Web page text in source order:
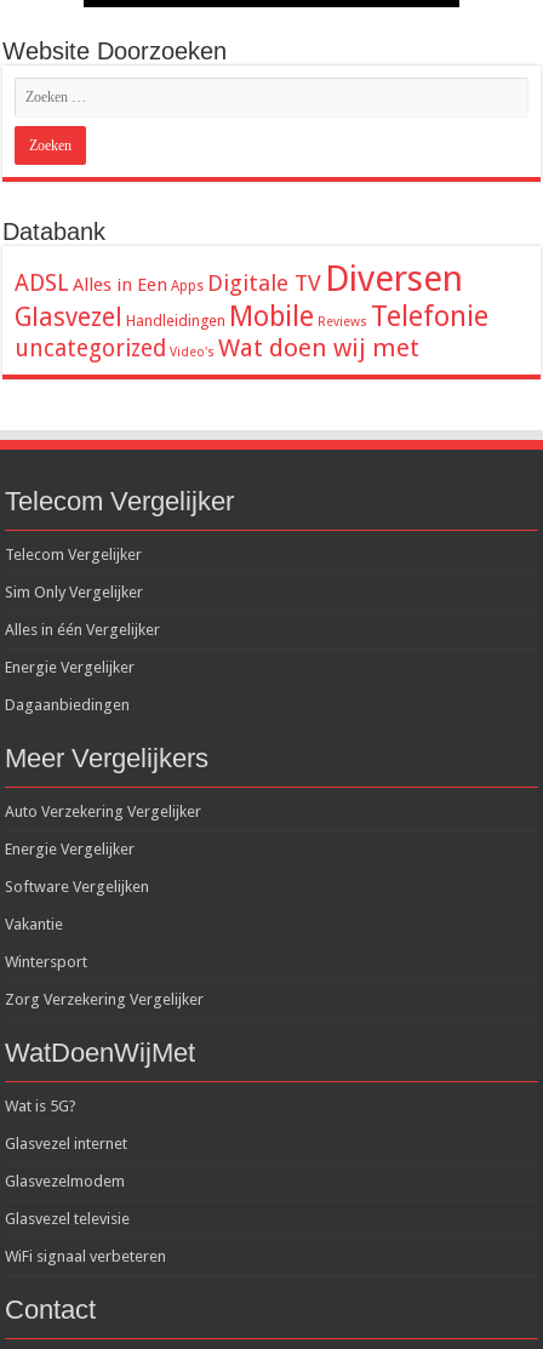
Website Doorzoeken
Databank
ADSL Alles in Een Apps Digitale TV Diversen
Glasvezel Handleidingen Mobile Reviews Telefonie
uncategorized Video's Wat doen wij met
Telecom Vergelijker
Telecom Vergelijker
Sim Only Vergelijker
Alles in één Vergelijker
Energie Vergelijker
Dagaanbiedingen
Meer Vergelijkers
Auto Verzekering Vergelijker
Energie Vergelijker
Software Vergelijken
Vakantie
Wintersport
Zorg Verzekering Vergelijker
WatDoenWijMet
Wat is 5G?
Glasvezel internet
Glasvezelmodem
Glasvezel televisie
WiFi signaal verbeteren
Contact